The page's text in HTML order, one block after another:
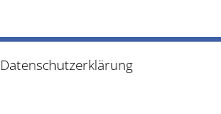
Datenschutzerklärung